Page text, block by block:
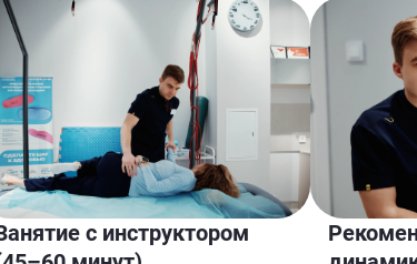
с инструктором